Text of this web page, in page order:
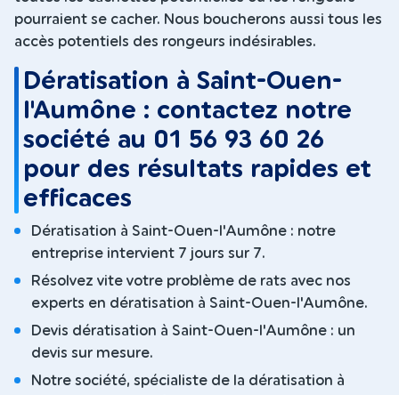
pourraient se cacher. Nous boucherons aussi tous les
accès potentiels des rongeurs indésirables.
Dératisation à Saint-Ouen-
l'Aumône : contactez notre
société au 01 56 93 60 26
pour des résultats rapides et
efficaces
Dératisation à Saint-Ouen-l'Aumône : notre
entreprise intervient 7 jours sur 7.
Résolvez vite votre problème de rats avec nos
experts en dératisation à Saint-Ouen-l'Aumône.
Devis dératisation à Saint-Ouen-l'Aumône : un
devis sur mesure.
Notre société, spécialiste de la dératisation à